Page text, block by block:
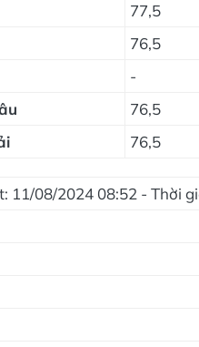
77,5
76,5
-
76,5
76,5
11/08/2024 08:52 - Thời